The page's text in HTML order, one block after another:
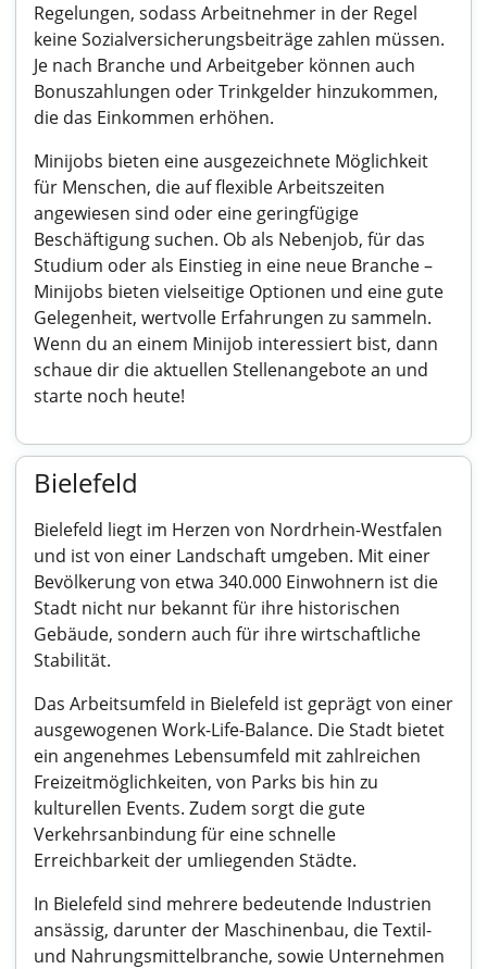
Regelungen, sodass Arbeitnehmer in der Regel
keine Sozialversicherungsbeiträge zahlen müssen.
Je nach Branche und Arbeitgeber können auch
Bonuszahlungen oder Trinkgelder hinzukommen,
die das Einkommen erhöhen.
Minijobs bieten eine ausgezeichnete Möglichkeit
für Menschen, die auf flexible Arbeitszeiten
angewiesen sind oder eine geringfügige
Beschäftigung suchen. Ob als Nebenjob, für das
Studium oder als Einstieg in eine neue Branche –
Minijobs bieten vielseitige Optionen und eine gute
Gelegenheit, wertvolle Erfahrungen zu sammeln.
Wenn du an einem Minijob interessiert bist, dann
schaue dir die aktuellen Stellenangebote an und
starte noch heute!
Bielefeld
Bielefeld liegt im Herzen von Nordrhein-Westfalen
und ist von einer Landschaft umgeben. Mit einer
Bevölkerung von etwa 340.000 Einwohnern ist die
Stadt nicht nur bekannt für ihre historischen
Gebäude, sondern auch für ihre wirtschaftliche
Stabilität.
Das Arbeitsumfeld in Bielefeld ist geprägt von einer
ausgewogenen Work-Life-Balance. Die Stadt bietet
ein angenehmes Lebensumfeld mit zahlreichen
Freizeitmöglichkeiten, von Parks bis hin zu
kulturellen Events. Zudem sorgt die gute
Verkehrsanbindung für eine schnelle
Erreichbarkeit der umliegenden Städte.
In Bielefeld sind mehrere bedeutende Industrien
ansässig, darunter der Maschinenbau, die Textil-
und Nahrungsmittelbranche, sowie Unternehmen